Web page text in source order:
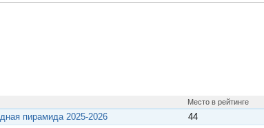
Место в рейтинге
пирамида 2025-2026 44